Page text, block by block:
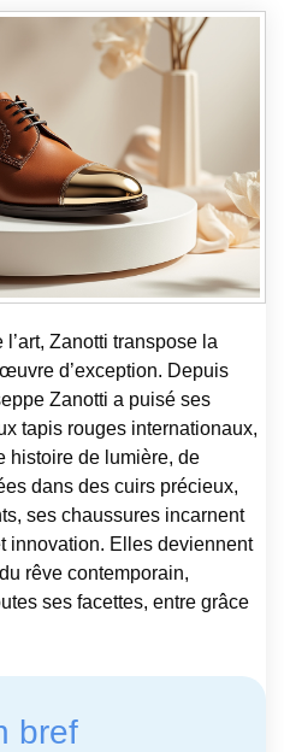
Zanotti transpose la
d’exception. Depuis
Zanotti a puisé ses
tapis rouges internationaux,
histoire de lumière, de
dans des cuirs précieux,
ses chaussures incarnent
innovation. Elles deviennent
rêve contemporain,
ses facettes, entre grâce
bref